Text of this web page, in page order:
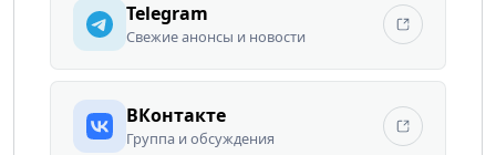
Telegram
Свежие анонсы и новости
ВКонтакте
Группа и обсуждения